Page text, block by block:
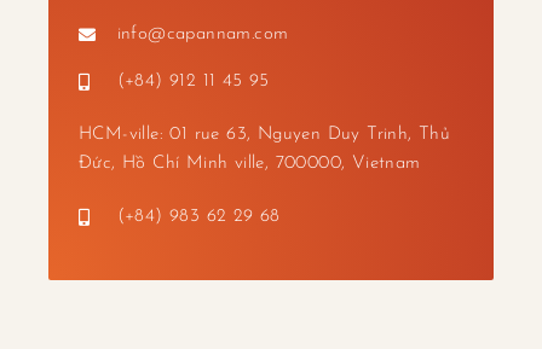
info@capannam.com
(+84) 912 11 45 95
HCM-ville: 01 rue 63, Nguyen Duy Trinh, Thủ
Đức, Hồ Chí Minh ville, 700000, Vietnam
(+84) 983 62 29 68